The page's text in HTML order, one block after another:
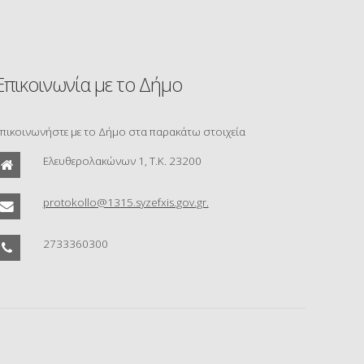
με το Δήμο
με το Δήμο στα παρακάτω στοιχεία
Ελευθερολακώνων 1, Τ.Κ. 23200
protokollo@1315.syzefxis.gov.gr.
2733360300